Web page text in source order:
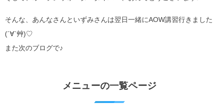
そんな、あんなさんといずみさんは翌日一緒にAOW講習行きました
(´∀`艸)♡
また次のブログで♪
メニューの一覧ページ